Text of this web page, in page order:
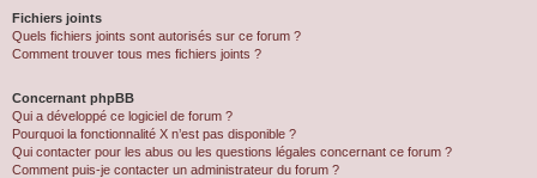
Fichiers joints
Quels fichiers joints sont autorisés sur ce forum ?
Comment trouver tous mes fichiers joints ?
Concernant phpBB
Qui a développé ce logiciel de forum ?
Pourquoi la fonctionnalité X n’est pas disponible ?
Qui contacter pour les abus ou les questions légales concernant ce forum ?
Comment puis-je contacter un administrateur du forum ?